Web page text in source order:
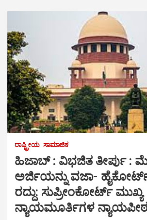
ರಾಷ್ಟ್ರೀಯ ಸಾಮಾಜಿಕ
ಹಿಜಾಬ್ : ವಿಭಜಿತ ತೀರ್ಪು :
ಅರ್ಜಿಯನ್ನು ವಜಾ- ಹೈಕೋರ್ಟ್
ರದ್ದು: ಸುಪ್ರೀಂಕೋರ್ಟ್ ಮುಖ್ಯ
ನ್ಯಾಯಮೂರ್ತಿಗಳ